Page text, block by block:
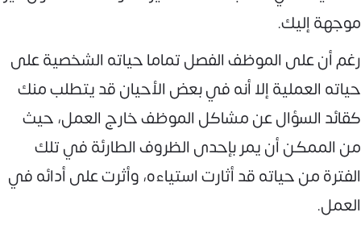
موجهة إليك.
رغم أن على الموظف الفصل تماما حياته الشخصية على
حياته العملية إلا أنه في بعض الأحيان قد يتطلب منك
كقائد السؤال عن مشاكل الموظف خارج العمل، حيث
من الممكن أن يمر بإحدى الظروف الطارئة في تلك
الفترة من حياته قد أثارت استياءه، وأثرت على أدائه في
العمل.